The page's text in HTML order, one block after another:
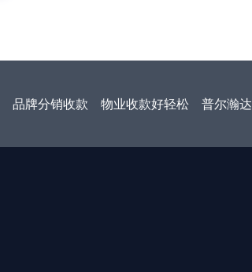
品牌分销收款 物业收款好轻松 普尔瀚达